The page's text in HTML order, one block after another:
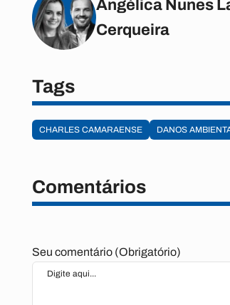
Angélica Nunes
Cerqueira
Tags
CHARLES CAMARAENSE DANOS
Comentários
Seu comentário (Obrigatório)